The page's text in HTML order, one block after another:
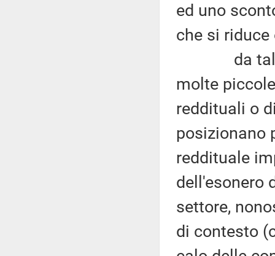
ed uno
che si
da tale
molte
reddituali o
posizionano
reddituale
dell'esonero
settore,
di contesto